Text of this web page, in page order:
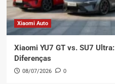
Xiaomi Auto
Xiaomi YU7 GT vs. SU7
Diferenças
08/07/2026 0